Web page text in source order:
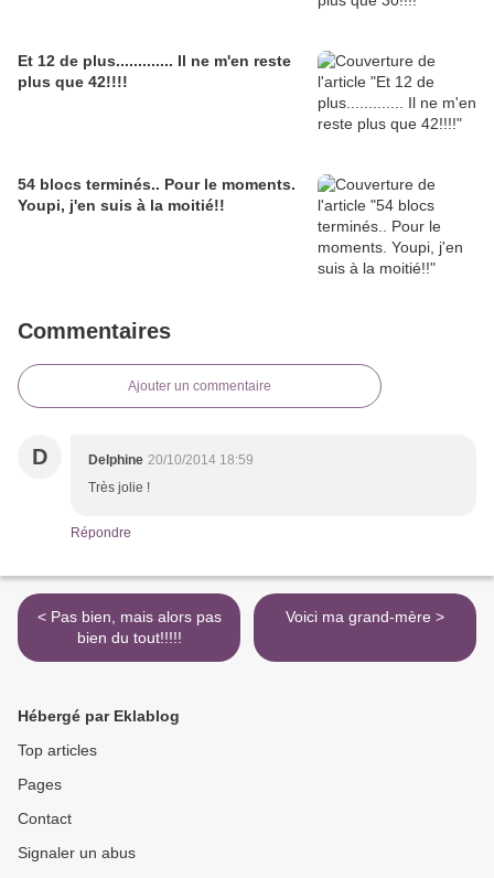
Et 12 de plus............. Il ne m'en reste
plus que 42!!!!
54 blocs terminés.. Pour le moments.
Youpi, j'en suis à la moitié!!
Commentaires
Ajouter un commentaire
D Delphine 20/10/2014 18:59
Très jolie !
Répondre
< Pas bien, mais alors pas
bien du tout!!!!!
Voici ma grand-mère >
Hébergé par Eklablog
Top articles
Pages
Contact
Signaler un abus